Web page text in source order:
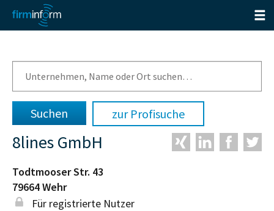
zur Profisuche
8lines GmbH
Todtmooser Str. 43
79664Wehr
Für registrierte Nutzer